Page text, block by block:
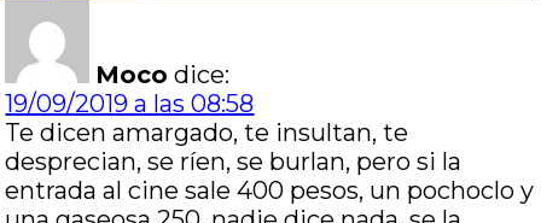
Moco dice:
19/09/2019 a las 08:58
Te dicen amargado, te insultan, te
desprecian, se ríen, se burlan, pero si la
entrada al cine sale 400 pesos, un pochoclo y